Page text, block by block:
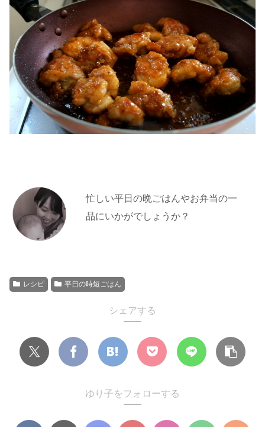
忙しい平日の晩ごはんやお弁当の一
品にいかがでしょうか？
レシピ 平日の時短ごはん
シェアする
ゆり子をフォローする